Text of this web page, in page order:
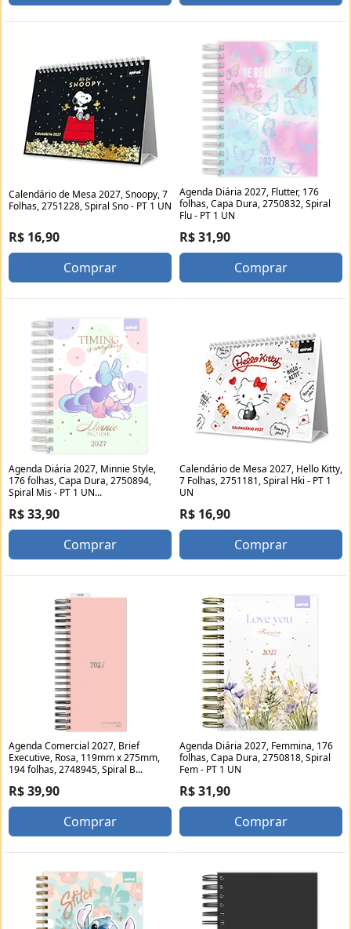
Calendário de Mesa 2027, Snoopy, 7
Folhas, 2751228, Spiral Sno - PT 1 UN
R$ 16,90
Comprar
Agenda Diária 2027, Flutter, 176
folhas, Capa Dura, 2750832, Spiral
Flu - PT 1 UN
R$ 31,90
Comprar
Agenda Diária 2027, Minnie Style,
176 folhas, Capa Dura, 2750894,
Spiral Mis - PT 1 UN...
R$ 33,90
Comprar
Calendário de Mesa 2027, Hello Kitty,
7 Folhas, 2751181, Spiral Hki - PT 1
UN
R$ 16,90
Comprar
Agenda Comercial 2027, Brief
Executive, Rosa, 119mm x 275mm,
194 folhas, 2748945, Spiral B...
R$ 39,90
Comprar
Agenda Diária 2027, Femmina, 176
folhas, Capa Dura, 2750818, Spiral
Fem - PT 1 UN
R$ 31,90
Comprar